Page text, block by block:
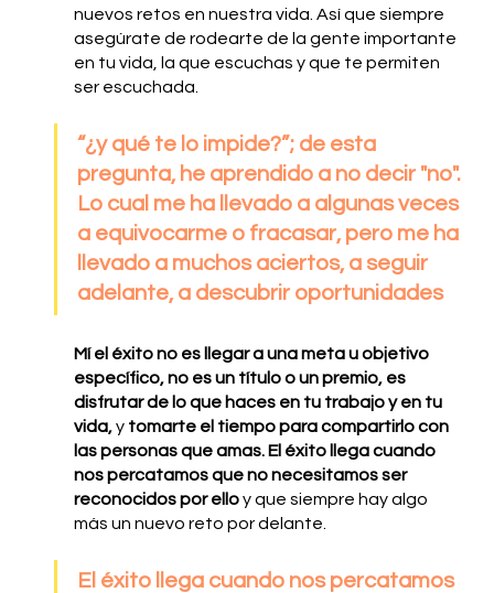
nuevos retos en nuestra vida. Así que siempre
asegúrate de rodearte de la gente importante
en tu vida, la que escuchas y que te permiten
ser escuchada.
“¿y qué te lo impide?”; de esta
pregunta, he aprendido a no decir "no".
Lo cual me ha llevado a algunas veces
a equivocarme o fracasar, pero me ha
llevado a muchos aciertos, a seguir
adelante, a descubrir oportunidades
Mí el éxito no es llegar a una meta u objetivo
específico, no es un título o un premio, es
disfrutar de lo que haces en tu trabajo y en tu
vida, y tomarte el tiempo para compartirlo con
las personas que amas. El éxito llega cuando
nos percatamos que no necesitamos ser
reconocidos por ello y que siempre hay algo
más un nuevo reto por delante.
El éxito llega cuando nos percatamos